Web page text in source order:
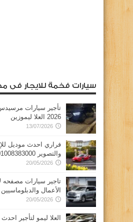
سيارات فخمة للايجار فى
2026 العلا ليموزين
13/07/2026
فراري احدث موديل
والتصوير 01008383000
20/05/2026
تاجير سيارات مصفحه
الأعمال والدبلوماسيين 01008383000
20/05/2026
العلا ليمو لتأجير